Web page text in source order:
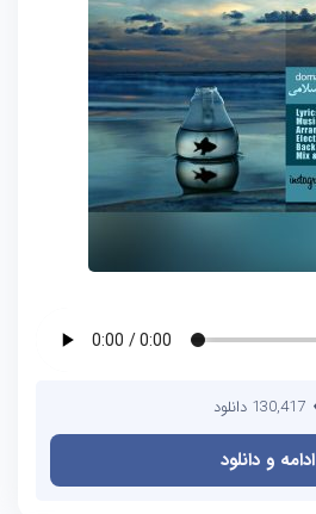
130,417 دانلود
ادامه و دانلود